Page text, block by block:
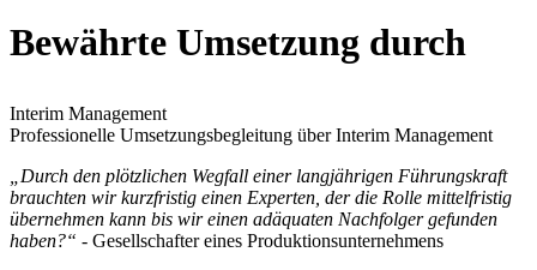
Bewährte Umsetzung durch
Interim Management
Professionelle Umsetzungsbegleitung über Interim Management
„Durch den plötzlichen Wegfall einer langjährigen Führungskraft
brauchten wir kurzfristig einen Experten, der die Rolle mittelfristig
übernehmen kann bis wir einen adäquaten Nachfolger gefunden
haben?“ - Gesellschafter eines Produktionsunternehmens